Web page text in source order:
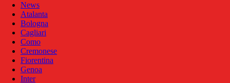
News
Atalanta
Bologna
Cagliari
Como
Cremonese
Fiorentina
Genoa
Inter